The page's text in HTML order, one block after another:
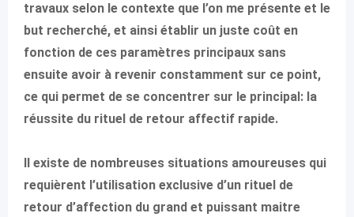
travaux selon le contexte que l’on me présente et le
but recherché, et ainsi établir un juste coût en
fonction de ces paramètres principaux sans
ensuite avoir à revenir constamment sur ce point,
ce qui permet de se concentrer sur le principal: la
réussite du rituel de retour affectif rapide.
Il existe de nombreuses situations amoureuses qui
requièrent l’utilisation exclusive d’un rituel de
retour d’affection du grand et puissant maitre